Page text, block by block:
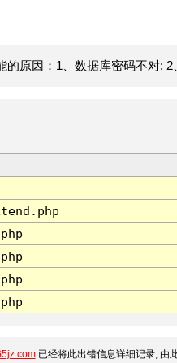
原因：1、数据库密码不对; 2
已经将此出错信息详细记录, 由